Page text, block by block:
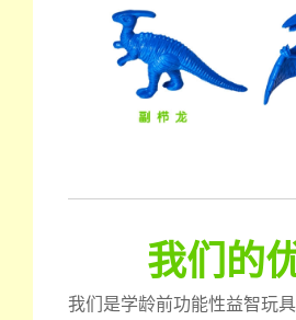
我们的
我们是学龄前功能性益智玩